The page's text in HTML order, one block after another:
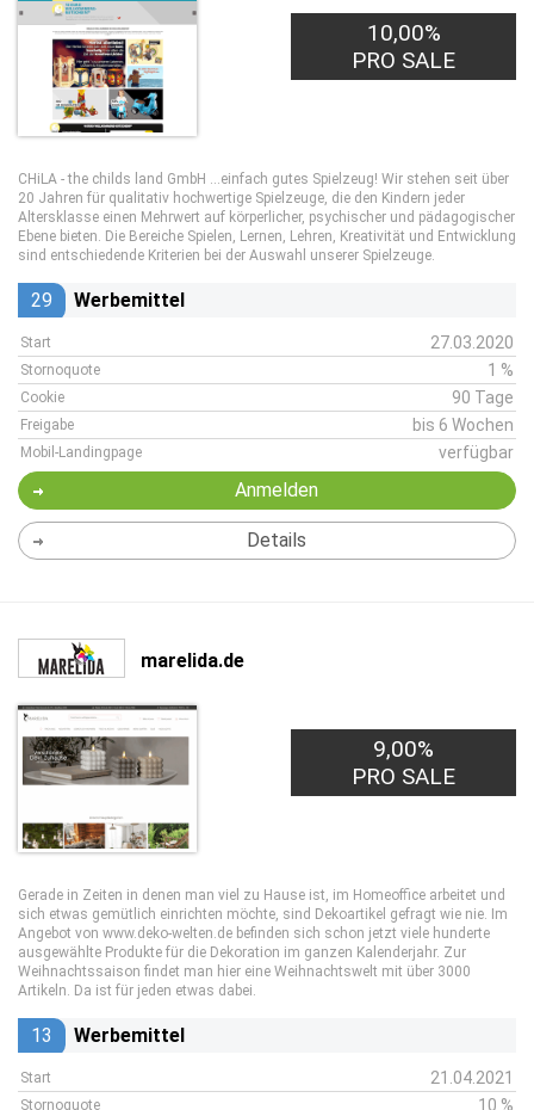
10,00%
PRO SALE
CHiLA - the childs land GmbH ...einfach gutes Spielzeug! Wir stehen seit über
20 Jahren für qualitativ hochwertige Spielzeuge, die den Kindern jeder
Altersklasse einen Mehrwert auf körperlicher, psychischer und pädagogischer
Ebene bieten. Die Bereiche Spielen, Lernen, Lehren, Kreativität und Entwicklung
sind entschiedende Kriterien bei der Auswahl unserer Spielzeuge.
29 Werbemittel
Start 27.03.2020
Stornoquote 1 %
Cookie 90 Tage
Freigabe bis 6 Wochen
Mobil-Landingpage verfügbar
Anmelden
Details
marelida.de
9,00%
PRO SALE
Gerade in Zeiten in denen man viel zu Hause ist, im Homeoffice arbeitet und
sich etwas gemütlich einrichten möchte, sind Dekoartikel gefragt wie nie. Im
Angebot von www.deko-welten.de befinden sich schon jetzt viele hunderte
ausgewählte Produkte für die Dekoration im ganzen Kalenderjahr. Zur
Weihnachtssaison findet man hier eine Weihnachtswelt mit über 3000
Artikeln. Da ist für jeden etwas dabei.
13 Werbemittel
Start 21.04.2021
Stornoquote 10 %